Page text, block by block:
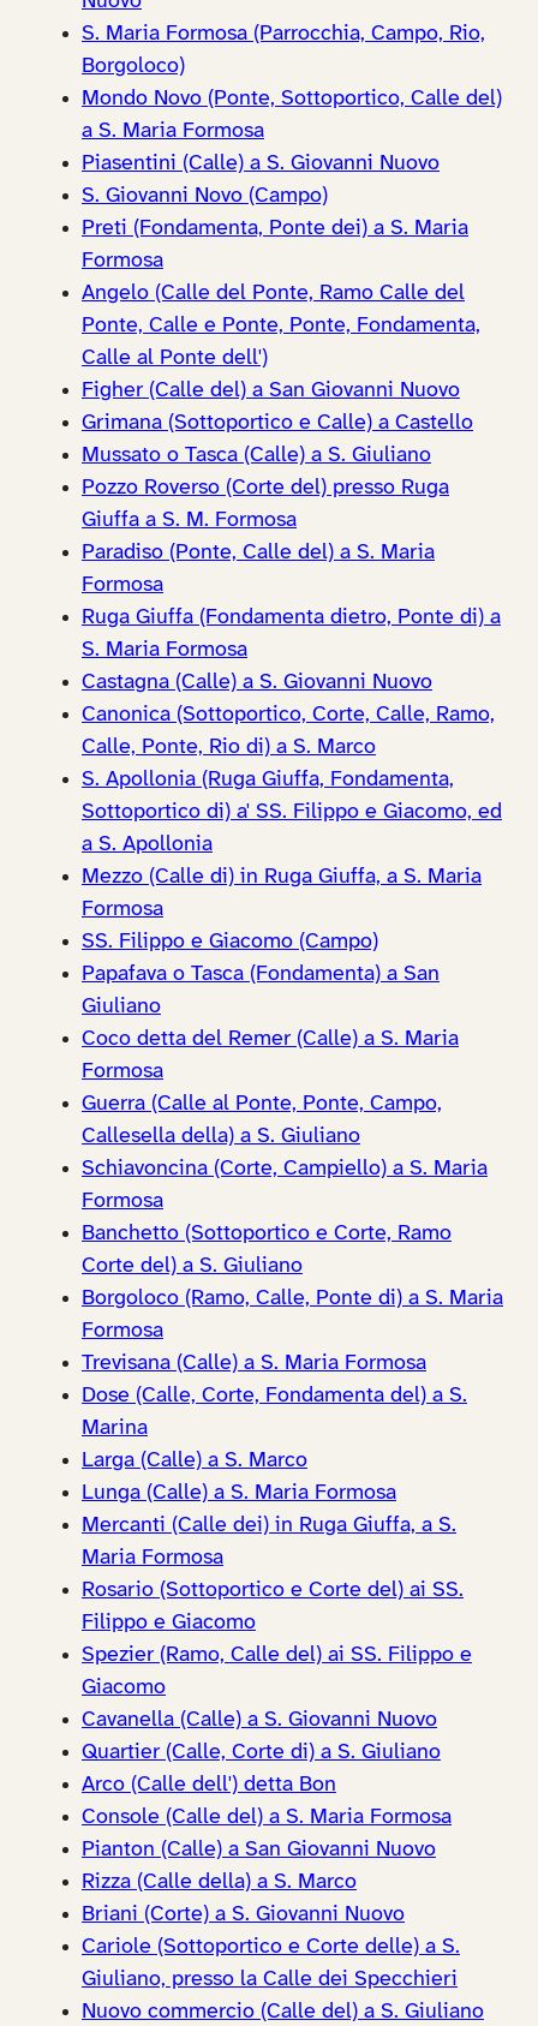
S. Maria Formosa (Parrocchia, Campo, Rio,
Borgoloco)
Mondo Novo (Ponte, Sottoportico, Calle del)
a S. Maria Formosa
Piasentini (Calle) a S. Giovanni Nuovo
S. Giovanni Novo (Campo)
Preti (Fondamenta, Ponte dei) a S. Maria
Formosa
Angelo (Calle del Ponte, Ramo Calle del
Ponte, Calle e Ponte, Ponte, Fondamenta,
Calle al Ponte dell')
Figher (Calle del) a San Giovanni Nuovo
Grimana (Sottoportico e Calle) a Castello
Mussato o Tasca (Calle) a S. Giuliano
Pozzo Roverso (Corte del) presso Ruga
Giuffa a S. M. Formosa
Paradiso (Ponte, Calle del) a S. Maria
Formosa
Ruga Giuffa (Fondamenta dietro, Ponte di) a
S. Maria Formosa
Castagna (Calle) a S. Giovanni Nuovo
Canonica (Sottoportico, Corte, Calle, Ramo,
Calle, Ponte, Rio di) a S. Marco
S. Apollonia (Ruga Giuffa, Fondamenta,
Sottoportico di) a' SS. Filippo e Giacomo, ed
a S. Apollonia
Mezzo (Calle di) in Ruga Giuffa, a S. Maria
Formosa
SS. Filippo e Giacomo (Campo)
Papafava o Tasca (Fondamenta) a San
Giuliano
Coco detta del Remer (Calle) a S. Maria
Formosa
Guerra (Calle al Ponte, Ponte, Campo,
Callesella della) a S. Giuliano
Schiavoncina (Corte, Campiello) a S. Maria
Formosa
Banchetto (Sottoportico e Corte, Ramo
Corte del) a S. Giuliano
Borgoloco (Ramo, Calle, Ponte di) a S. Maria
Formosa
Trevisana (Calle) a S. Maria Formosa
Dose (Calle, Corte, Fondamenta del) a S.
Marina
Larga (Calle) a S. Marco
Lunga (Calle) a S. Maria Formosa
Mercanti (Calle dei) in Ruga Giuffa, a S.
Maria Formosa
Rosario (Sottoportico e Corte del) ai SS.
Filippo e Giacomo
Spezier (Ramo, Calle del) ai SS. Filippo e
Giacomo
Cavanella (Calle) a S. Giovanni Nuovo
Quartier (Calle, Corte di) a S. Giuliano
Arco (Calle dell') detta Bon
Console (Calle del) a S. Maria Formosa
Pianton (Calle) a San Giovanni Nuovo
Rizza (Calle della) a S. Marco
Briani (Corte) a S. Giovanni Nuovo
Cariole (Sottoportico e Corte delle) a S.
Giuliano, presso la Calle dei Specchieri
Nuovo commercio (Calle del) a S. Giuliano